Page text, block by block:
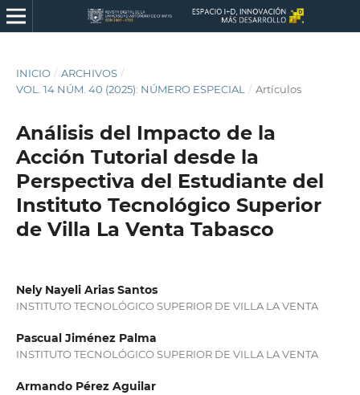
INICIO / ARCHIVOS /
VOL. 14 NÚM. 40 (2025): NÚMERO ESPECIAL
/ Artículos
Análisis del Impacto de la
Acción Tutorial desde la
Perspectiva del Estudiante del
Instituto Tecnológico Superior
de Villa La Venta Tabasco
Nely Nayeli Arias Santos
INSTITUTO TECNOLÓGICO SUPERIOR DE VILLA LA VENTA
Pascual Jiménez Palma
INSTITUTO TECNOLÓGICO SUPERIOR DE VILLA LA VENTA
Armando Pérez Aguilar